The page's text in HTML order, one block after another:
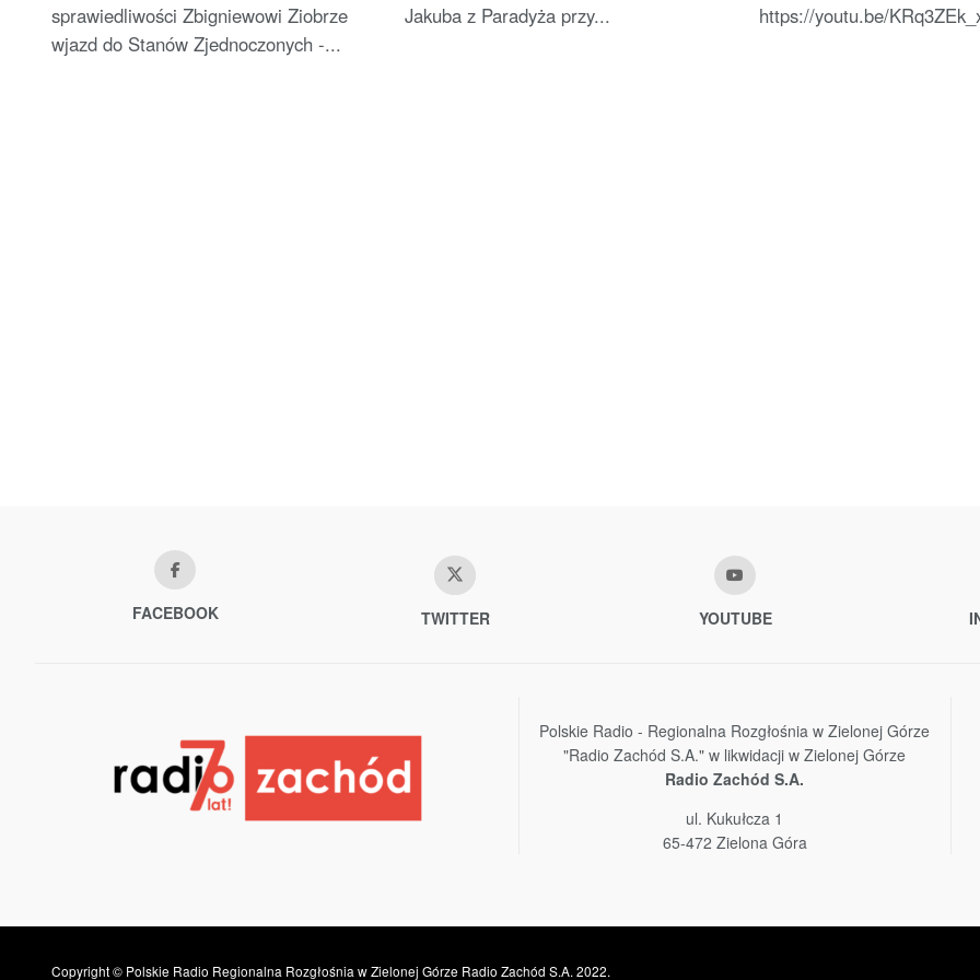
sprawiedliwości Zbigniewowi Ziobrze
wjazd do Stanów Zjednoczonych -...
Jakuba z Paradyża przy... https://youtu.be/
FACEBOOK TWITTER YOUTUBE
Polskie Radio - Regionalna Rozgłośnia w Zielonej Górze
"Radio Zachód S.A." w likwidacji w Zielonej Górze
Radio Zachód S.A.
ul. Kukułcza 1
65-472 Zielona Góra
Copyright © Polskie Radio Regionalna Rozgłośnia w Zielonej Górze Radio Zachód S.A. 2022.